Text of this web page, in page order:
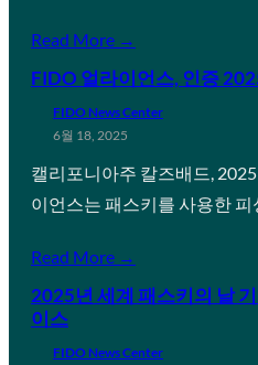
Read More →
FIDO 얼라이언스, 인증
FIDO News Center
6월 18, 2025
캘리포니아주 칼즈배드,
이언스는 패스키를 사용한 피
Read More →
2025년 세계 패스키의 날
이스
FIDO News Center